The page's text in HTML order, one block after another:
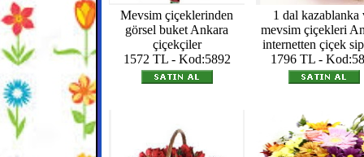
Mevsim çiçeklerinden
görsel buket Ankara
çiçekçiler
1572 TL - Kod:5892
1 dal kazablanka
mevsim çiçekleri
internetten çiçek
1796 TL -